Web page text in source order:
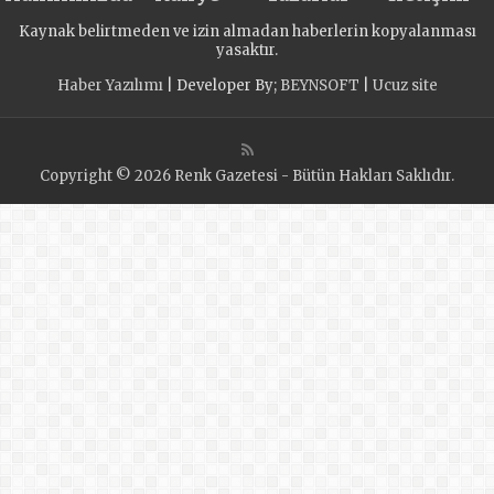
AÇILDI
Kaynak belirtmeden ve izin almadan haberlerin kopyalanması
yasaktır.
Haber Yazılımı| Developer By; BEYNSOFT Ucuz site
Copyright © 2026 Renk Gazetesi - Bütün Hakları Saklıdır.